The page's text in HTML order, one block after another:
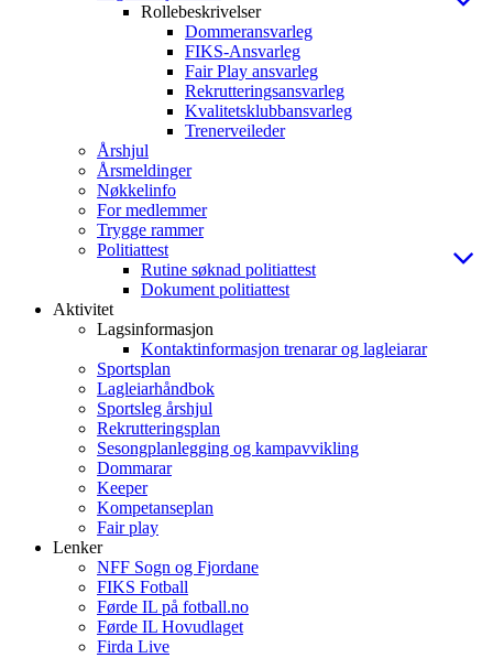
Rollebeskrivelser
Dommeransvarleg
FIKS-Ansvarleg
Fair Play ansvarleg
Rekrutteringsansvarleg
Kvalitetsklubbansvarleg
Trenerveileder
Årshjul
Årsmeldinger
Nøkkelinfo
For medlemmer
Trygge rammer
Politiattest
Rutine søknad politiattest
Dokument politiattest
Aktivitet
Lagsinformasjon
Kontaktinformasjon trenarar og lagleiarar
Sportsplan
Lagleiarhåndbok
Sportsleg årshjul
Rekrutteringsplan
Sesongplanlegging og kampavvikling
Dommarar
Keeper
Kompetanseplan
Fair play
Lenker
NFF Sogn og Fjordane
FIKS Fotball
Førde IL på fotball.no
Førde IL Hovudlaget
Firda Live